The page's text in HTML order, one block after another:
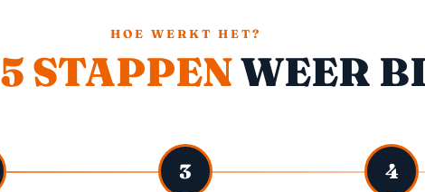
HOE WERKT HET?
5 STAPPENWEER
3 4